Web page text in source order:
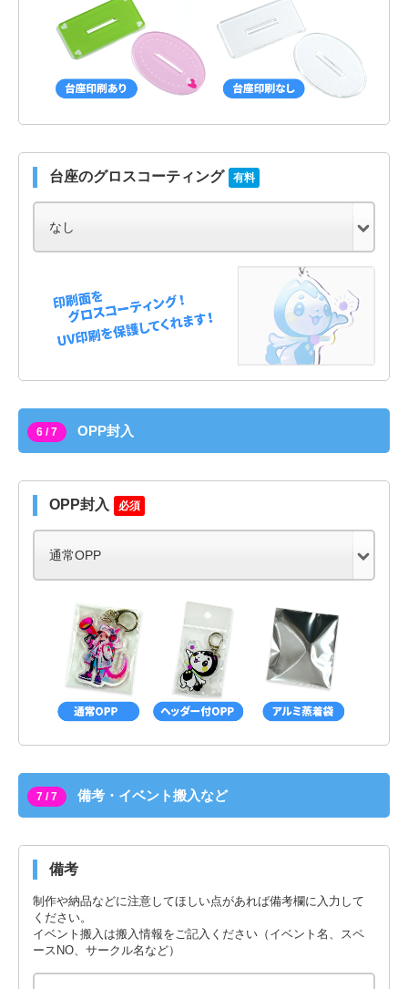
台座のグロスコーティング 有料
6 / 7 OPP封入
OPP封入 必須
7 / 7 備考・イベント搬入など
備考
制作や納品などに注意してほしい点があれば備考欄に入力して
ください。
イベント搬入は搬入情報をご記入ください（イベント名、スペ
ースNO、サークル名など）